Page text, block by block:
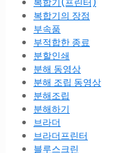
복합기의 장점
부속품
부적합한 종료
분할인쇄
분해 동영상
분해 조립 동영상
분해조립
분해하기
브라더
브라더프린터
블루스크린